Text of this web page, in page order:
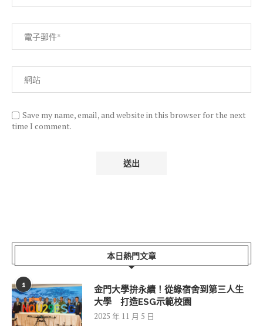
Save my name, email, and website in this browser for the next
time I comment.
本日熱門文章
1
金門大學拚永續！從綠宿舍到第三人生
大學 打造ESG示範校園
2025 年 11 月 5 日